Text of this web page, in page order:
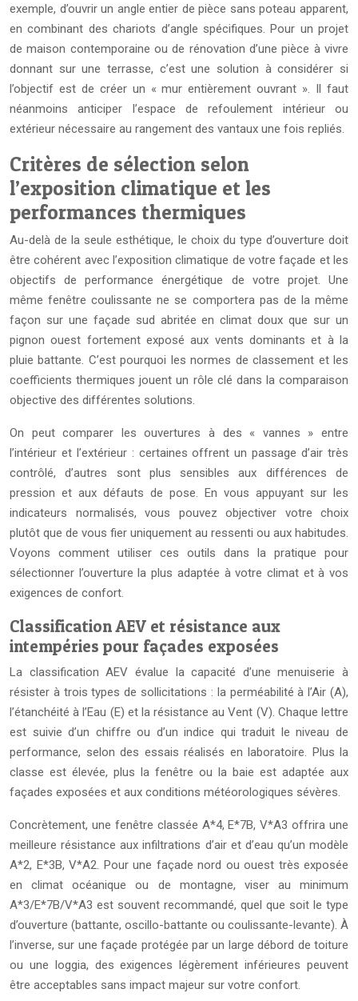
exemple, d’ouvrir un angle entier de pièce sans poteau apparent,
en combinant des chariots d’angle spécifiques. Pour un projet
de maison contemporaine ou de rénovation d’une pièce à vivre
donnant sur une terrasse, c’est une solution à considérer si
l’objectif est de créer un « mur entièrement ouvrant ». Il faut
néanmoins anticiper l’espace de refoulement intérieur ou
extérieur nécessaire au rangement des vantaux une fois repliés.
Critères de sélection selon
l’exposition climatique et les
performances thermiques
Au-delà de la seule esthétique, le choix du type d’ouverture doit
être cohérent avec l’exposition climatique de votre façade et les
objectifs de performance énergétique de votre projet. Une
même fenêtre coulissante ne se comportera pas de la même
façon sur une façade sud abritée en climat doux que sur un
pignon ouest fortement exposé aux vents dominants et à la
pluie battante. C’est pourquoi les normes de classement et les
coefficients thermiques jouent un rôle clé dans la comparaison
objective des différentes solutions.
On peut comparer les ouvertures à des « vannes » entre
l’intérieur et l’extérieur : certaines offrent un passage d’air très
contrôlé, d’autres sont plus sensibles aux différences de
pression et aux défauts de pose. En vous appuyant sur les
indicateurs normalisés, vous pouvez objectiver votre choix
plutôt que de vous fier uniquement au ressenti ou aux habitudes.
Voyons comment utiliser ces outils dans la pratique pour
sélectionner l’ouverture la plus adaptée à votre climat et à vos
exigences de confort.
Classification AEV et résistance aux
intempéries pour façades exposées
La classification AEV évalue la capacité d’une menuiserie à
résister à trois types de sollicitations : la perméabilité à l’Air (A),
l’étanchéité à l’Eau (E) et la résistance au Vent (V). Chaque lettre
est suivie d’un chiffre ou d’un indice qui traduit le niveau de
performance, selon des essais réalisés en laboratoire. Plus la
classe est élevée, plus la fenêtre ou la baie est adaptée aux
façades exposées et aux conditions météorologiques sévères.
Concrètement, une fenêtre classée A*4, E*7B, V*A3 offrira une
meilleure résistance aux infiltrations d’air et d’eau qu’un modèle
A*2, E*3B, V*A2. Pour une façade nord ou ouest très exposée
en climat océanique ou de montagne, viser au minimum
A*3/E*7B/V*A3 est souvent recommandé, quel que soit le type
d’ouverture (battante, oscillo-battante ou coulissante-levante). À
l’inverse, sur une façade protégée par un large débord de toiture
ou une loggia, des exigences légèrement inférieures peuvent
être acceptables sans impact majeur sur votre confort.